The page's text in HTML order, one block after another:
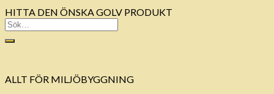
HITTA DEN ÖNSKA GOLV PRODUKT
ALLT FÖR MILJÖBYGGNING